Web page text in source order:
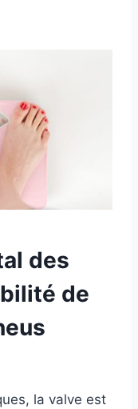
des
de
la valve est